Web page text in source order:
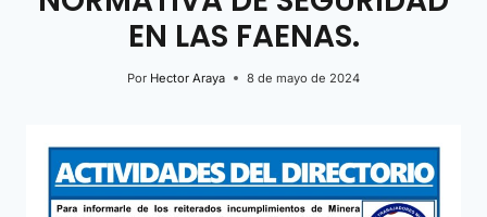
EN LAS FAENAS.
Por Hector Araya 8 de mayo de 2024